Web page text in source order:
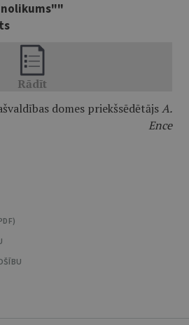
nolikums""
domes priekšsēdētājsA.
Ence